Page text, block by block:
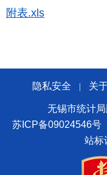
附表.xls
隐私安全 关
无锡市统计
苏ICP备09024546号
站标